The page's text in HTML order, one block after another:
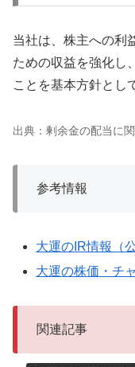
当社は、株主への利
ための収益を強化し
ことを基本方針とし
出典：剰余金の配当に
参考情報
大運のIR情報（
大運の株価・チ
関連記事